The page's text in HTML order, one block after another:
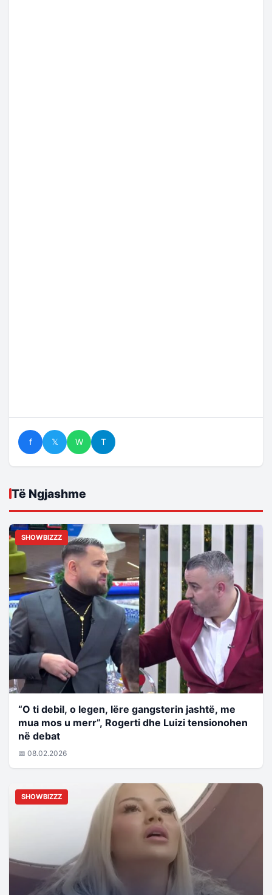
f 𝕏 W T
Të Ngjashme
SHOWBIZZZ
“O ti debil, o legen, lëre gangsterin jashtë, me
mua mos u merr”, Rogerti dhe Luizi tensionohen
në debat
📅 08.02.2026
SHOWBIZZZ